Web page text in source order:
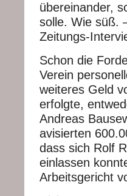
übereinander,
solle. Wie süß.
Zeitungs-
Schon die
Verein
weiteres Geld
erfolgte,
Andreas
avisierten
dass sich Rolf
einlassen
Arbeitsgericht